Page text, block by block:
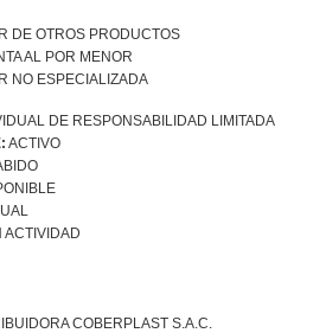
DE OTROS PRODUCTOS
AL POR MENOR
NO ESPECIALIZADA
DE RESPONSABILIDAD LIMITADA
ACTIVO
ACTIVIDAD
COBERPLAST S.A.C.